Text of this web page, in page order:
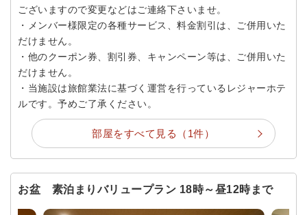
ございますので変更などはご連絡下さいませ。
・メンバー様限定の各種サービス、料金割引は、ご併用いた
だけません。
・他のクーポン券、割引券、キャンペーン等は、ご併用いた
だけません。
・当施設は旅館業法に基づく運営を行っているレジャーホテ
ルです。予めご了承ください。
部屋をすべて見る（1件）
お盆 素泊まりバリュープラン 18時～昼12時まで